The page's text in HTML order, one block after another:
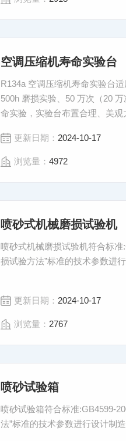
空调压缩机寿命实验台
R134a 空调压缩机寿命实验台
500h 磨损实验、50 万次（20
命实验，实验台布置合理、美
告。更新日期： 2024-10-17
浏览量： 4972
喷砂式机械磨损试验机
喷砂式机械磨损试验机符合标准
损试验方法”标准的技术参数进行
更新日期： 2024-10-17
浏览量： 2767
喷砂试验箱
喷砂试验箱符合标准:GB4599-
法”标准的技术参数进行设计制造